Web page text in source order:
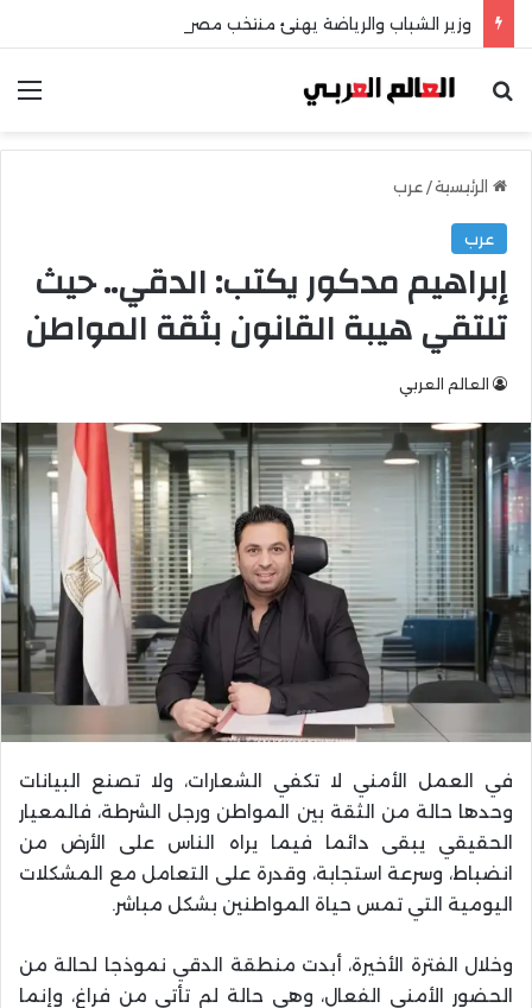
وزير الشباب والرياضة يهنئ منتخب مصر للشطرنج
بحث عن
الرئيسية/ عرب
عرب
إبراهيم مدكور يكتب: الدقي.. حيث
تلتقي هيبة القانون بثقة المواطن
العالم العربي
في العمل الأمني لا تكفي الشعارات، ولا تصنع البيانات
وحدها حالة من الثقة بين المواطن ورجل الشرطة، فالمعيار
الحقيقي يبقى دائما فيما يراه الناس على الأرض من
انضباط، وسرعة استجابة، وقدرة على التعامل مع المشكلات
اليومية التي تمس حياة المواطنين بشكل مباشر.
وخلال الفترة الأخيرة، أبدت منطقة الدقي نموذجا لحالة من
الحضور الأمني الفعال، وهي حالة لم تأتي من فراغ، وإنما